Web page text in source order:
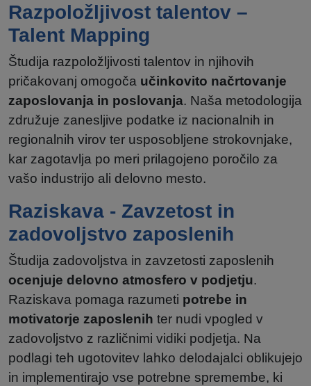
Razpoložljivost talentov –
Talent Mapping
Študija razpoložljivosti talentov in njihovih
pričakovanj omogoča učinkovito načrtovanje
zaposlovanja in poslovanja. Naša metodologija
združuje zanesljive podatke iz nacionalnih in
regionalnih virov ter usposobljene strokovnjake,
kar zagotavlja po meri prilagojeno poročilo za
vašo industrijo ali delovno mesto.
Raziskava - Zavzetost in
zadovoljstvo zaposlenih
Študija zadovoljstva in zavzetosti zaposlenih
ocenjuje delovno atmosfero v podjetju.
Raziskava pomaga razumeti potrebe in
motivatorje zaposlenih ter nudi vpogled v
zadovoljstvo z različnimi vidiki podjetja. Na
podlagi teh ugotovitev lahko delodajalci oblikujejo
in implementirajo vse potrebne spremembe, ki